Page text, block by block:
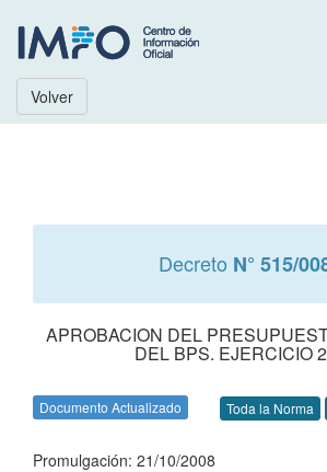
Volver
Decreto N° 515/
APROBACION DEL
DEL BPS. EJERCICIO
Documento Actualizado Toda la Norma
Promulgación: 21/10/2008